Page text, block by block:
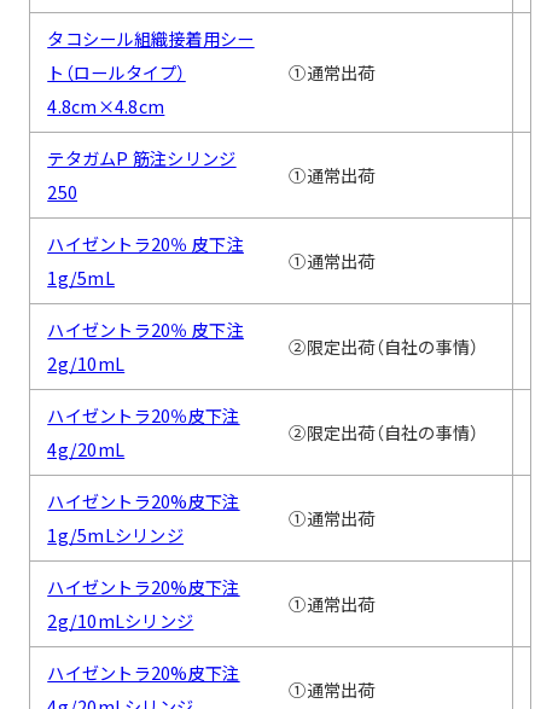
タコシール組織接着用シー
ト（ロールタイプ）
4.8cm×4.8cm
①通常出荷
テタガムP 筋注シリンジ
250
①通常出荷
ハイゼントラ20％ 皮下注
1g/5mL
①通常出荷
ハイゼントラ20％ 皮下注
2g/10mL
②限定出荷（自社の事情）
ハイゼントラ20％皮下注
4g/20mL
②限定出荷（自社の事情）
ハイゼントラ20%皮下注
1g/5mLシリンジ
①通常出荷
ハイゼントラ20%皮下注
2g/10mLシリンジ
①通常出荷
ハイゼントラ20%皮下注
①通常出荷